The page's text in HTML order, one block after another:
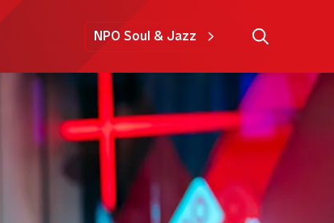
NPO Soul & Jazz